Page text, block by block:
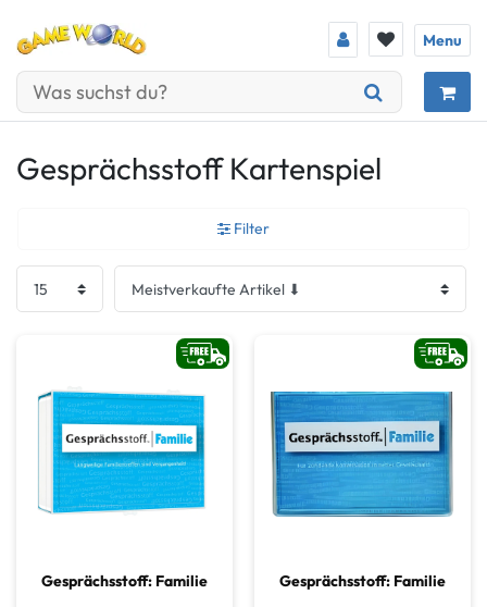
Menu
Gesprächsstoff Kartenspiel
Filter
Gesprächsstoff: Familie Gesprächsstoff: Familie